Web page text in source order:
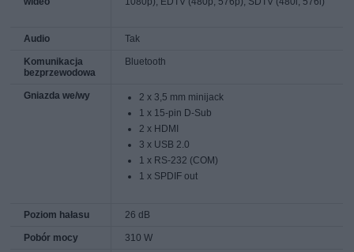
Audio Tak
Komunikacja
bezprzewodowa
Bluetooth
Gniazda we/wy
2 x 3,5 mm minijack
1 x 15-pin D-Sub
2 x HDMI
3 x USB 2.0
1 x RS-232 (COM)
1 x SPDIF out
Poziom hałasu 26 dB
Pobór mocy 310 W